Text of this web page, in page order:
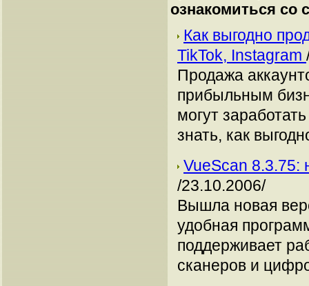
ознакомиться
Как выгодно
TikTok, Instagram
Продажа
прибыльным
могут
знать, как
VueScan 8.3.75:
/23.10.2006/
Вышла новая
удобная
поддерживает
сканеров и